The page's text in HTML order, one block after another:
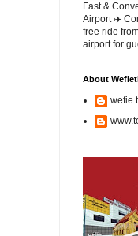
Fast &
Airport ✈️
free ride
airport for
About
wefie